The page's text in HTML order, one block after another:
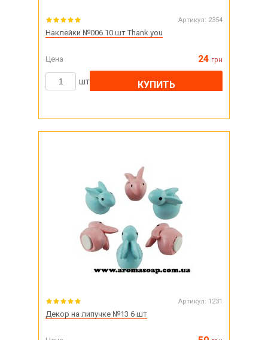
Артикул: 2354
Наклейки №006 10 шт Thank you
Цена 24 грн
шт КУПИТЬ
Артикул: 1231
Декор на липучке №13 6 шт